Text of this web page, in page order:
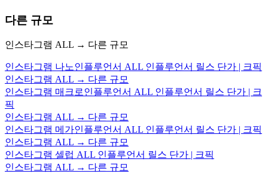
다른 규모
인스타그램 ALL → 다른 규모
인스타그램 나노인플루언서 ALL 인플루언서 릴스 단가 | 크픽
인스타그램 ALL → 다른 규모
인스타그램 매크로인플루언서 ALL 인플루언서 릴스 단가 | 크
픽
인스타그램 ALL → 다른 규모
인스타그램 메가인플루언서 ALL 인플루언서 릴스 단가 | 크픽
인스타그램 ALL → 다른 규모
인스타그램 셀럽 ALL 인플루언서 릴스 단가 | 크픽
인스타그램 ALL → 다른 규모